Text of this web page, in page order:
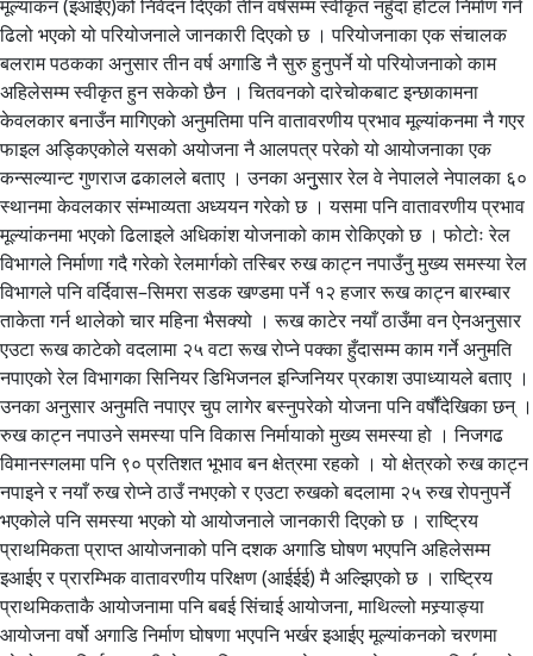
मूल्यांकन (इआईए)को निवेदन दिएको तीन वर्षसम्म स्वीकृत नहुँदा होटल निर्माण गर्न
ढिलो भएको यो परियोजनाले जानकारी दिएको छ । परियोजनाका एक संचालक
बलराम पठकका अनुसार तीन वर्ष अगाडि नै सुरु हुनुपर्ने यो परियोजनाको काम
अहिलेसम्म स्वीकृत हुन सकेको छैन । चितवनको दारेचोकबाट इन्छाकामना
केवलकार बनाउँन मागिएको अनुमतिमा पनि वातावरणीय प्रभाव मूल्यांकनमा नै गएर
फाइल अड्किएकोले यसको अयोजना नै आलपत्र परेको यो आयोजनाका एक
कन्सल्यान्ट गुणराज ढकालले बताए । उनका अनुुसार रेल वे नेपालले नेपालका ६०
स्थानमा केवलकार संम्भाव्यता अध्ययन गरेको छ । यसमा पनि वातावरणीय प्रभाव
मूल्यांकनमा भएको ढिलाइले अधिकांश योजनाको काम रोकिएको छ । फोटोः रेल
विभागले निर्माणा गदै गरेकाे रेलमार्गकाे तस्बिर रुख काट्न नपाउँनु मुख्य समस्या रेल
विभागले पनि वर्दिवास–सिमरा सडक खण्डमा पर्ने १२ हजार रूख काट्न बारम्बार
ताकेता गर्न थालेको चार महिना भैसक्यो । रूख काटेर नयाँ ठाउँमा वन ऐनअनुसार
एउटा रूख काटेको वदलामा २५ वटा रूख रोप्ने पक्का हुँदासम्म काम गर्ने अनुमति
नपाएको रेल विभागका सिनियर डिभिजनल इन्जिनियर प्रकाश उपाध्यायले बताए ।
उनका अनुसार अनुमति नपाएर चुप लागेर बस्नुपरेको योजना पनि वर्षौंदेखिका छन् ।
रुख काट्न नपाउने समस्या पनि विकास निर्मायाको मुख्य समस्या हो । निजगढ
विमानस्गलमा पनि ९० प्रतिशत भूभाव बन क्षेत्रमा रहको । यो क्षेत्रको रुख काट्न
नपाइने र नयाँ रुख रोप्ने ठाउँ नभएको र एउटा रुखको बदलामा २५ रुख रोपनुपर्ने
भएकोले पनि समस्या भएको यो आयोजनाले जानकारी दिएको छ । राष्ट्रिय
प्राथमिकता प्राप्त आयोजनाको पनि दशक अगाडि घोषण भएपनि अहिलेसम्म
इआईए र प्रारम्भिक वातावरणीय परिक्षण (आईईई) मै अल्झिएको छ । राष्ट्रिय
प्राथमिकताकै आयोजनामा पनि बबई सिंचाई आयोजना, माथिल्लो मस्र्याङ्या
आयोजना वर्षो अगाडि निर्माण घोषणा भएपनि भर्खर इआईए मूल्यांकनको चरणमा